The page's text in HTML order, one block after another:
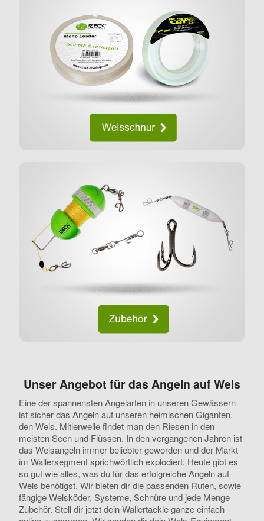
Unser Angebot für das Angeln auf Wels
Eine der spannensten Angelarten in unseren Gewässern
ist sicher das Angeln auf unseren heimischen Giganten,
den Wels. Mitlerweile findet man den Riesen in den
meisten Seen und Flüssen. In den vergangenen Jahren ist
das Welsangeln immer beliebter geworden und der Markt
im Wallersegment sprichwörtlich explodiert. Heute gibt es
so gut wie alles, was du für das erfolgreiche Angeln auf
Wels benötigst. Wir bieten dir die passenden Ruten, sowie
fängige Welsköder, Systeme, Schnüre und jede Menge
Zubehör. Stell dir jetzt dein Wallertackle ganze einfach